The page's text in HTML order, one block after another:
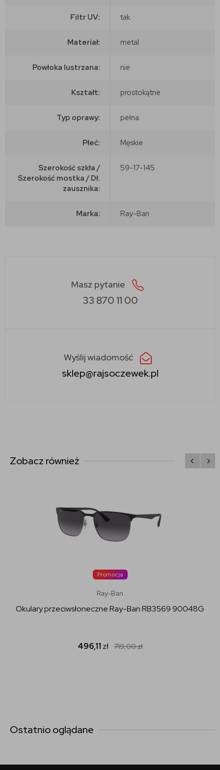
Filtr UV: tak
Materiał: metal
Powłoka lustrzana: nie
Kształt: prostokątne
Typ oprawy: pełna
Płeć: Męskie
Szerokość szkła /
Szerokość mostka / Dł.
zausznika:
59-17-145
Marka: Ray-Ban
Masz pytanie
33 870 11 00
Wyślij wiadomość
sklep@rajsoczewek.pl
Zobacz również
Promocja
Ray-Ban
Okulary przeciwsłoneczne Ray-Ban RB3569 90048G
496,11 zł 719,00zł
Ostatnio oglądane